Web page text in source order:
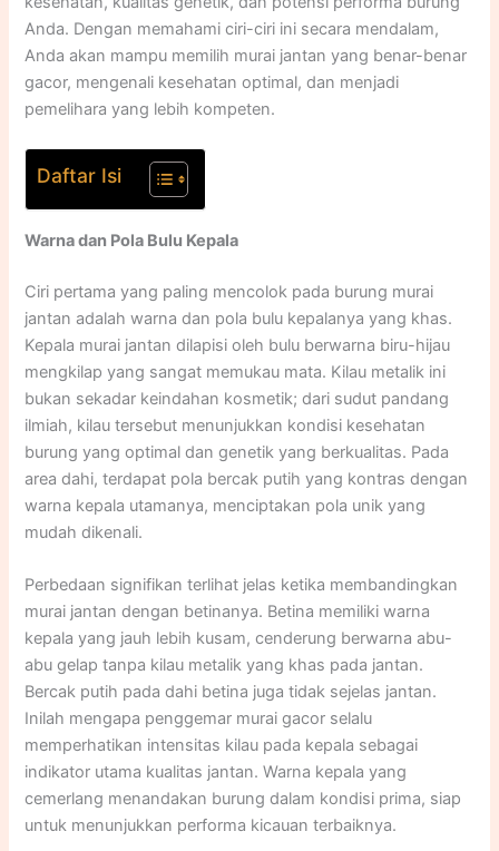
Anda. Dengan memahami ciri-ciri ini secara mendalam,
Anda akan mampu memilih murai jantan yang benar-benar
gacor, mengenali kesehatan optimal, dan menjadi
pemelihara yang lebih kompeten.
Daftar Isi
Warna dan Pola Bulu Kepala
Ciri pertama yang paling mencolok pada burung murai
jantan adalah warna dan pola bulu kepalanya yang khas.
Kepala murai jantan dilapisi oleh bulu berwarna biru-hijau
mengkilap yang sangat memukau mata. Kilau metalik ini
bukan sekadar keindahan kosmetik; dari sudut pandang
ilmiah, kilau tersebut menunjukkan kondisi kesehatan
burung yang optimal dan genetik yang berkualitas. Pada
area dahi, terdapat pola bercak putih yang kontras dengan
warna kepala utamanya, menciptakan pola unik yang
mudah dikenali.​
Perbedaan signifikan terlihat jelas ketika membandingkan
murai jantan dengan betinanya. Betina memiliki warna
kepala yang jauh lebih kusam, cenderung berwarna abu-
abu gelap tanpa kilau metalik yang khas pada jantan.
Bercak putih pada dahi betina juga tidak sejelas jantan.
Inilah mengapa penggemar murai gacor selalu
memperhatikan intensitas kilau pada kepala sebagai
indikator utama kualitas jantan. Warna kepala yang
cemerlang menandakan burung dalam kondisi prima, siap
untuk menunjukkan performa kicauan terbaiknya.